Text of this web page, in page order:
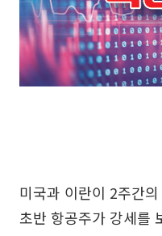
미국과 이란이 2주간
초반 항공주가 강세를